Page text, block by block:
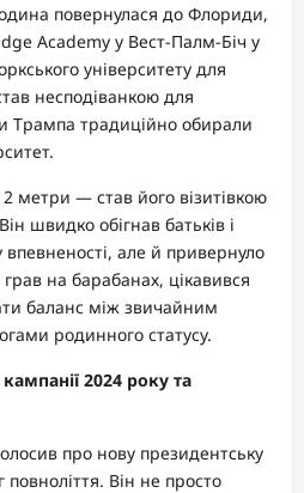
повернулася до Флориди,
Academy у Вест-Палм-Біч у
університету для
несподіванкою для
Трампа традиційно обирали
метри — став його візитівкою
швидко обігнав батьків і
але й привернуло
на барабанах, цікавився
баланс між звичайним
родинного статусу.
2024 року та
про нову президентську
Він не просто